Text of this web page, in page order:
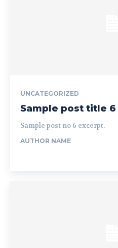
UNCATEGORIZED
Sample post title 6
Sample post no 6 excerpt.
AUTHOR NAME